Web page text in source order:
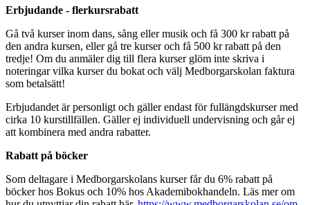
Erbjudande - flerkursrabatt
Gå två kurser inom dans, sång eller musik och få 300 kr rabatt på
den andra kursen, eller gå tre kurser och få 500 kr rabatt på den
tredje! Om du anmäler dig till flera kurser glöm inte skriva i
noteringar vilka kurser du bokat och välj Medborgarskolan faktura
som betalsätt!
Erbjudandet är personligt och gäller endast för fullängdskurser med
cirka 10 kurstillfällen. Gäller ej individuell undervisning och går ej
att kombinera med andra rabatter.
Rabatt på böcker
Som deltagare i Medborgarskolans kurser får du 6% rabatt på
böcker hos Bokus och 10% hos Akademibokhandeln. Läs mer om